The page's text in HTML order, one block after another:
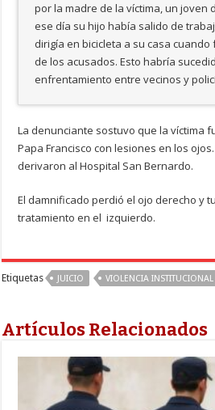
por la madre de la víctima, un joven
ese día su hijo había salido de
dirigía en bicicleta a su casa
de los acusados. Esto habría
enfrentamiento entre vecinos y
La denunciante sostuvo que la víctima
Papa Francisco con lesiones en los
derivaron al Hospital San Bernardo.
El damnificado perdió el ojo derecho y
tratamiento en el izquierdo.
Etiquetas JUICIO VIOLENCIA INSTITUCIONAL
Artículos Relacionados